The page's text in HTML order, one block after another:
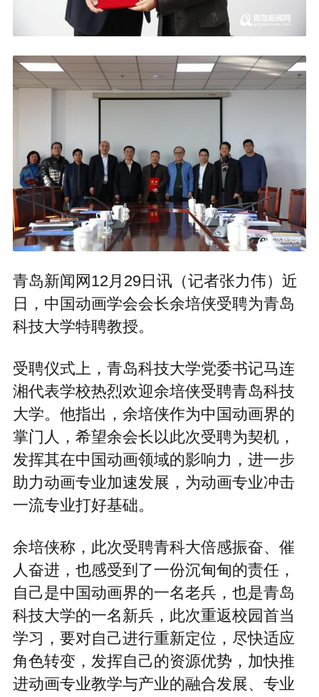
青岛新闻网12月29日讯（记者张力伟）近
日，中国动画学会会长余培侠受聘为青岛
科技大学特聘教授。
受聘仪式上，青岛科技大学党委书记马连
湘代表学校热烈欢迎余培侠受聘青岛科技
大学。他指出，余培侠作为中国动画界的
掌门人，希望余会长以此次受聘为契机，
发挥其在中国动画领域的影响力，进一步
助力动画专业加速发展，为动画专业冲击
一流专业打好基础。
余培侠称，此次受聘青科大倍感振奋、催
人奋进，也感受到了一份沉甸甸的责任，
自己是中国动画界的一名老兵，也是青岛
科技大学的一名新兵，此次重返校园首当
学习，要对自己进行重新定位，尽快适应
角色转变，发挥自己的资源优势，加快推
进动画专业教学与产业的融合发展、专业